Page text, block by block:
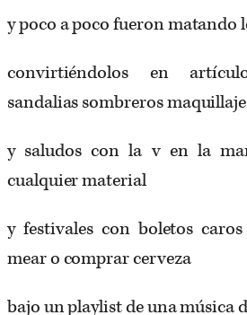
y poco a poco fueron matando
convirtiéndolos en
sandalias sombreros
y saludos con la v en la
cualquier material
y festivales con boletos
mear o comprar cerveza
bajo un playlist de una música